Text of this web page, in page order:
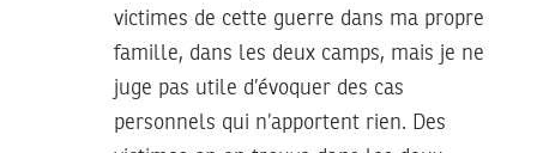
victimes de cette guerre dans ma propre
famille, dans les deux camps, mais je ne
juge pas utile d’évoquer des cas
personnels qui n’apportent rien. Des